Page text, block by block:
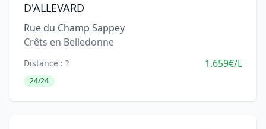
D'ALLEVARD
Rue du Champ Sappey
Crêts en Belledonne
Distance : ? 1.659€/L
24/24